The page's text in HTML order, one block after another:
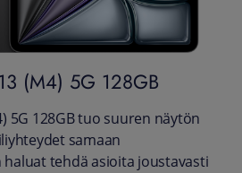
(M4) 5G 128GB
5G 128GB tuo suuren näytön
samaan
tehdä asioita joustavasti